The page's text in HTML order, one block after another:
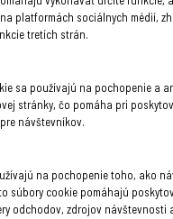
platformách sociálnych médií,
tretích strán.
sa používajú na pochopenie a
stránky, čo pomáha pri
návštevníkov.
na pochopenie toho, ako
súbory cookie pomáhajú
odchodov, zdrojov návštevnosti